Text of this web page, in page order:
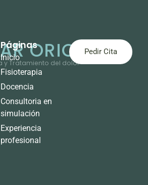
ORIO
y Tratamiento del dolor
Páginas
Inicio
Fisioterapia
Docencia
Consultoria en
simulación
Experiencia
profesional
Pedir Cita